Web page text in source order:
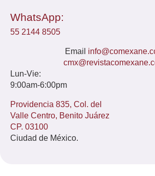
WhatsApp:
55 2144 8505
Email
Lun-Vie:
9:00am-6:00pm
Providencia 835, Col. del
Valle Centro, Benito Juárez
CP. 03100
Ciudad de México.